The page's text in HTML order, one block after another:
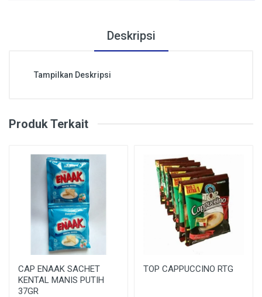
Deskripsi
Tampilkan Deskripsi
Produk Terkait
CAP ENAAK SACHET
KENTAL MANIS PUTIH
37GR
TOP CAPPUCCINO RTG